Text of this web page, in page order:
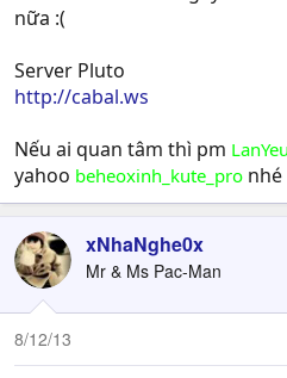
nữa :(
Server Pluto
http://cabal.ws
Nếu ai quan tâm thì pm LanYeu
yahoo beheoxinh_kute_pro nhé
xNhaNghe0x
Mr & Ms Pac-Man
8/12/13